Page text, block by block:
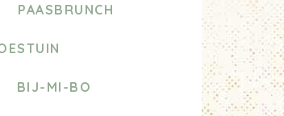
PAASBRUNCH
BIJ-MI-BO